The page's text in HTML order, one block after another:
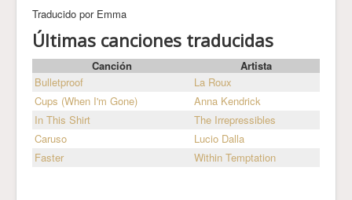
Traducido por Emma
Últimas canciones traducidas
Canción
Artista
Bulletproof
La Roux
Cups (When I'm Gone)
Anna Kendrick
In This Shirt
The Irrepressibles
Caruso
Lucio Dalla
Faster
Within Temptation